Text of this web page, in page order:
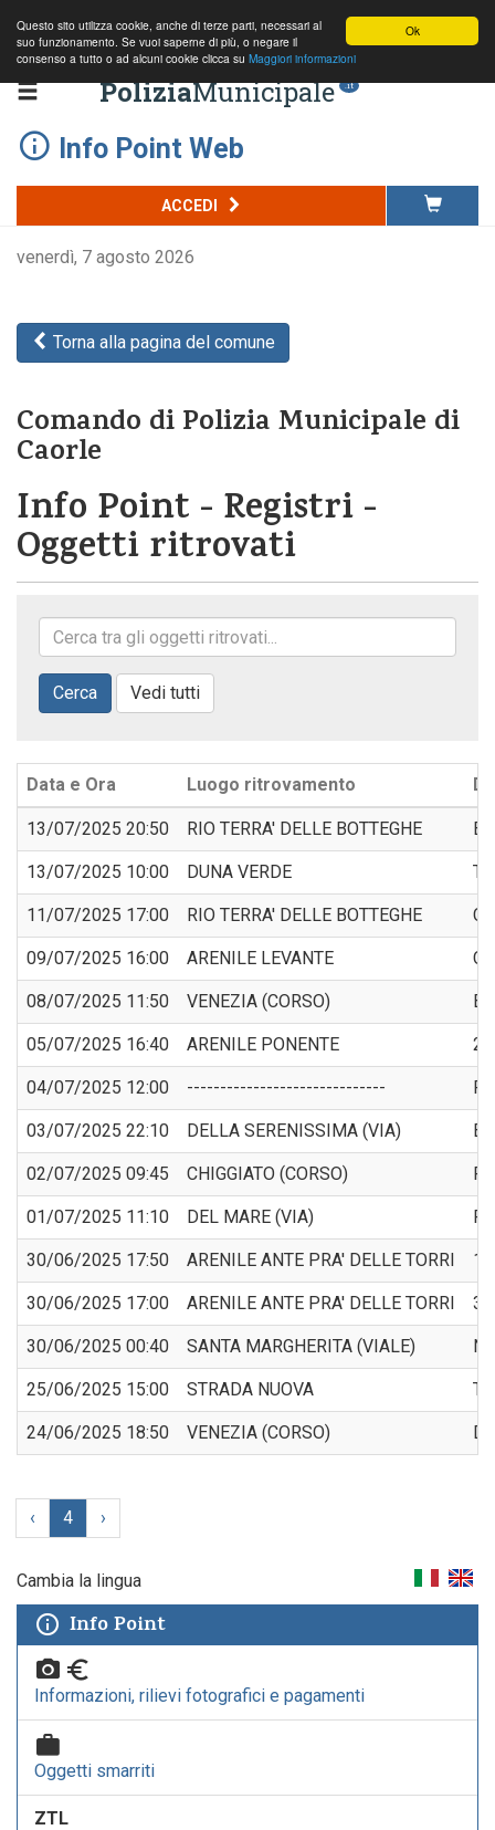
Ok
Questo sito utilizza cookie, anche di terze parti, necessari al
suo funzionamento. Se vuoi saperne di più, o negare il
consenso a tutto o ad alcuni cookie clicca su Maggiori informazioni
PoliziaMunicipale .it
Info Point Web
ACCEDI
venerdì, 7 agosto 2026
Torna alla pagina del comune
Comando di Polizia Municipale di
Caorle
Info Point - Registri -
Oggetti ritrovati
Cerca Vedi tutti
Data e Ora Luogo ritrovamento
13/07/2025 20:50 RIO TERRA' DELLE BOTTEGHE
13/07/2025 10:00 DUNA VERDE
11/07/2025 17:00 RIO TERRA' DELLE BOTTEGHE
09/07/2025 16:00 ARENILE LEVANTE C.I.
08/07/2025 11:50 VENEZIA (CORSO)
05/07/2025 16:40 ARENILE PONENTE 24
04/07/2025 12:00 ------------------------------
03/07/2025 22:10 DELLA SERENISSIMA (VIA)
02/07/2025 09:45 CHIGGIATO (CORSO)
01/07/2025 11:10 DEL MARE (VIA)
30/06/2025 17:50 ARENILE ANTE PRA' DELLE TORRI 1
30/06/2025 17:00 ARENILE ANTE PRA' DELLE TORRI
30/06/2025 00:40 SANTA MARGHERITA (VIALE) N.
25/06/2025 15:00 STRADA NUOVA
24/06/2025 18:50 VENEZIA (CORSO)
‹ 4 ›
Cambia la lingua
Info Point
Informazioni, rilievi fotografici e pagamenti
Oggetti smarriti
ZTL